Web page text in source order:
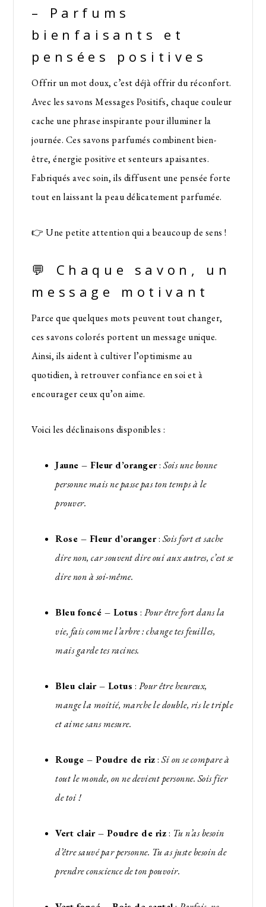
– Parfums
bienfaisants et
pensées positives
Offrir un mot doux, c’est déjà offrir du réconfort.
Avec les savons Messages Positifs, chaque couleur
cache une phrase inspirante pour illuminer la
journée. Ces savons parfumés combinent bien-
être, énergie positive et senteurs apaisantes.
Fabriqués avec soin, ils diffusent une pensée forte
tout en laissant la peau délicatement parfumée.
👉 Une petite attention qui a beaucoup de sens !
💬 Chaque savon, un
message motivant
Parce que quelques mots peuvent tout changer,
ces savons colorés portent un message unique.
Ainsi, ils aident à cultiver l’optimisme au
quotidien, à retrouver confiance en soi et à
encourager ceux qu’on aime.
Voici les déclinaisons disponibles :
Jaune – Fleur d’oranger:Sois une bonne
personne mais ne passe pas ton temps à le
prouver.
Rose – Fleur d’oranger:Sois fort et sache
dire non, car souvent dire oui aux autres, c’est se
dire non à soi-même.
Bleu foncé – Lotus : Pour être fort dans la
vie, fais comme l’arbre : change tes feuilles,
mais garde tes racines.
Bleu clair – Lotus : Pour être heureux,
mange la moitié, marche le double, ris le triple
et aime sans mesure.
Rouge – Poudre de riz:Si on se compare à
tout le monde, on ne devient personne. Sois fier
de toi !
Vert clair – Poudre de riz: Tu n’as besoin
d’être sauvé par personne. Tu as juste besoin de
prendre conscience de ton pouvoir.